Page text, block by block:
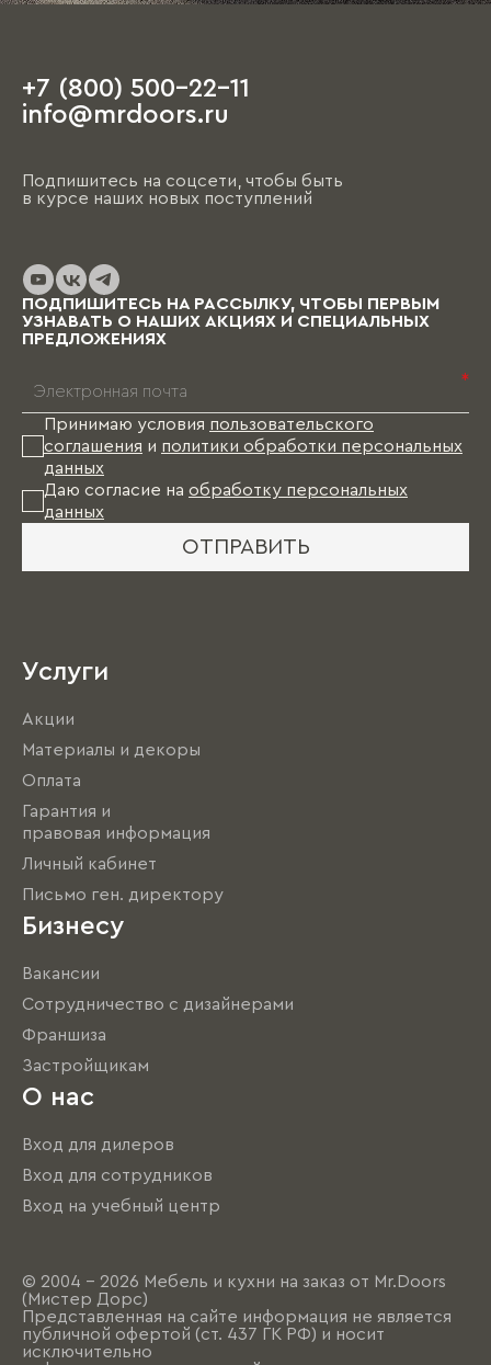
+7 (800) 500-22-11
info@mrdoors.ru
Подпишитесь на соцсети, чтобы быть
в курсе наших новых поступлений
ПОДПИШИТЕСЬ НА РАССЫЛКУ, ЧТОБЫ ПЕРВЫМ
УЗНАВАТЬ О НАШИХ АКЦИЯХ И СПЕЦИАЛЬНЫХ
ПРЕДЛОЖЕНИЯХ
*
Принимаю условия пользовательского
соглашения и политики обработки персональных
данных
Даю согласие на обработку персональных
данных
ОТПРАВИТЬ
Услуги
Акции
Материалы и декоры
Оплата
Гарантия и
правовая информация
Личный кабинет
Письмо ген. директору
Бизнесу
Вакансии
Сотрудничество с дизайнерами
Франшиза
Застройщикам
О нас
Вход для дилеров
Вход для сотрудников
Вход на учебный центр
© 2004 - 2026 Мебель и кухни на заказ от Mr.Doors
(Мистер Дорс)
Представленная на сайте информация не является
публичной офертой (ст. 437 ГК РФ) и носит
исключительно